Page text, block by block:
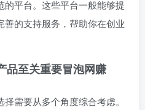
平台。这些平台一般能够提
的支持服务，帮助你在创业
品至关重要冒泡网赚
需要从多个角度综合考虑。